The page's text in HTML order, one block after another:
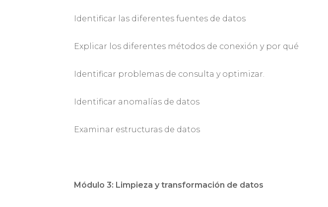
Identificar las diferentes fuentes de datos
Explicar los diferentes métodos de conexión y por qué
Identificar problemas de consulta y optimizar.
Identificar anomalías de datos
Examinar estructuras de datos
Módulo 3: Limpieza y transformación de datos